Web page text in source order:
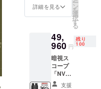
ロスx1
プx1 ・
対物レ
キャッ
プ x2 ・
USB
ケーブ
定） ※
保証：
セット
内容 ・
暗視ス
コープ
本体x1
・収納
ポーチ
詳細を見る ー
ン
を
選
択
す
る
49,
960 円
残り
100
暗視ス
コープ
「NV10
80」 ※
支援